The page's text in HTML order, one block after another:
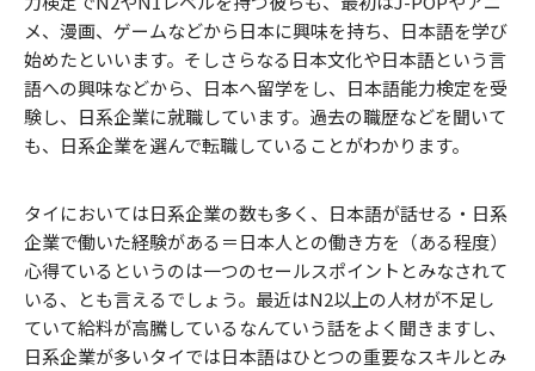
メ、漫画、ゲームなどから日本に興味を持ち、日本語を学び
始めたといいます。そしさらなる日本文化や日本語という言
語への興味などから、日本へ留学をし、日本語能力検定を受
験し、日系企業に就職しています。過去の職歴などを聞いて
も、日系企業を選んで転職していることがわかります。
タイにおいては日系企業の数も多く、日本語が話せる・日系
企業で働いた経験がある＝日本人との働き方を（ある程度）
心得ているというのは一つのセールスポイントとみなされて
いる、とも言えるでしょう。最近はN2以上の人材が不足し
ていて給料が高騰しているなんていう話をよく聞きますし、
日系企業が多いタイでは日本語はひとつの重要なスキルとみ